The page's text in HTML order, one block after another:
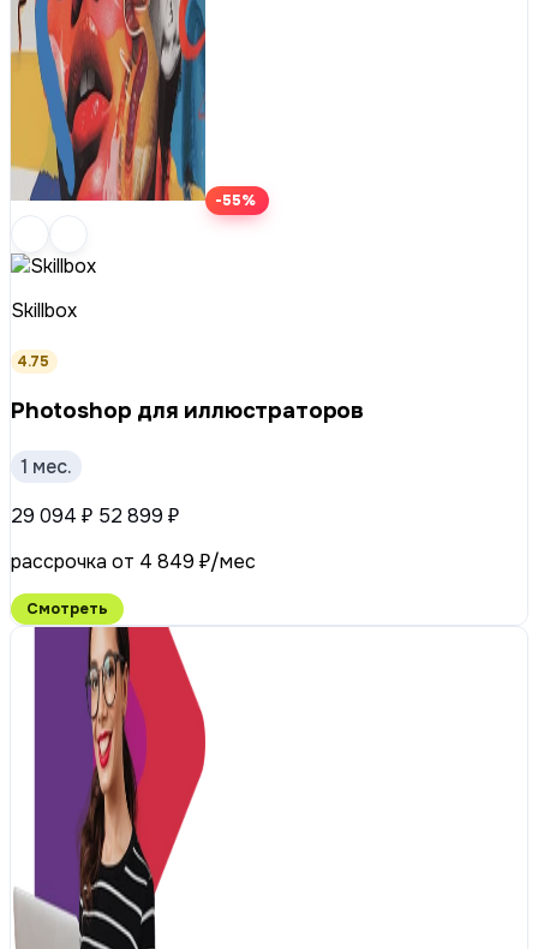
-55%
Skillbox
4.75
Photoshop для иллюстраторов
1 мес.
29 094 ₽ 52 899 ₽
рассрочка от 4 849 ₽/мес
Смотреть